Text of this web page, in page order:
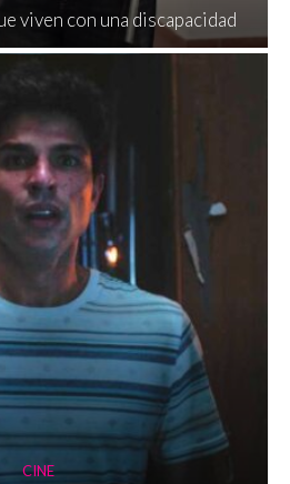
viven con una discapacidad
CINE